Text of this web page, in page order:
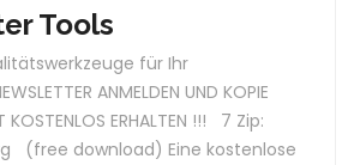
Tools
für Ihr
ANMELDEN UND KOPIE
KOSTENLOS ERHALTEN !!! 7 Zip:
(free download) Eine kostenlose